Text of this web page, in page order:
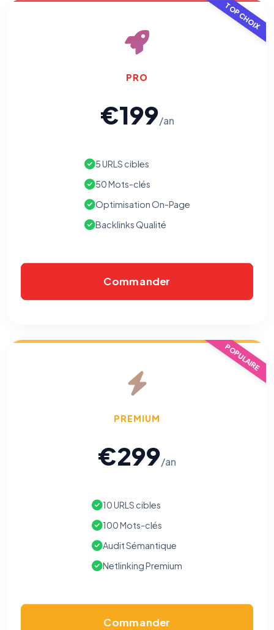
TOP CHOIX
PRO
€199/an
5 URLS cibles
50 Mots-clés
Optimisation On-Page
Backlinks Qualité
Commander
POPULAIRE
PREMIUM
€299/an
10 URLS cibles
100 Mots-clés
Audit Sémantique
Netlinking Premium
Commander
Cookies essentiels TOUJOURS ACTIF
Nécessaires au fonctionnement du site : session, sécurité,
mémorisation de vos choix de consentement. Ils ne